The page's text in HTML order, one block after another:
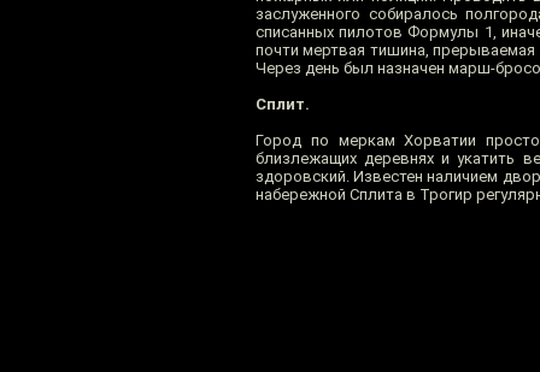
заслуженного собиралось
списанных пилотов Формулы 1,
почти мертвая тишина,
Через день был назначен марш-
Сплит.
Город по меркам Хорватии
близлежащих деревнях и укатить
здоровский. Известен наличием
набережной Сплита в Трогир